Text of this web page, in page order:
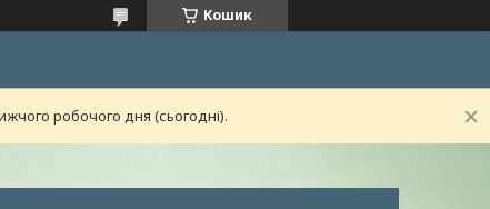
Кошик
робочого дня (сьогодні).